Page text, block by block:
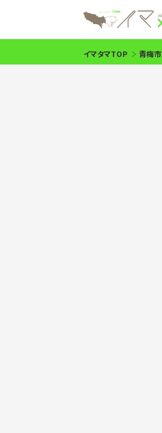
イマタマTOP 青梅市